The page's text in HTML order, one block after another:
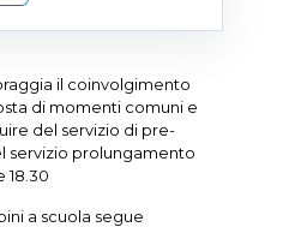
il coinvolgimento
di momenti comuni e
del servizio di pre-
servizio prolungamento
18.30
a scuola segue